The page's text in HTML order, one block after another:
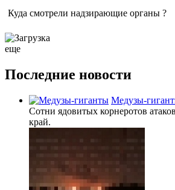
Куда смотрели надзирающие органы ?
еще
Последние новости
Медузы-
Сотни ядовитых корнеротов
край.